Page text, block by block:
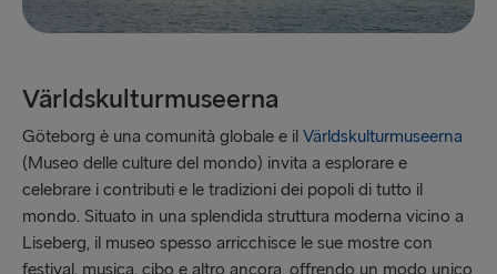
Världskulturmuseerna
Göteborg è una comunità globale e il Världskulturmuseerna
(Museo delle culture del mondo) invita a esplorare e
celebrare i contributi e le tradizioni dei popoli di tutto il
mondo. Situato in una splendida struttura moderna vicino a
Liseberg, il museo spesso arricchisce le sue mostre con